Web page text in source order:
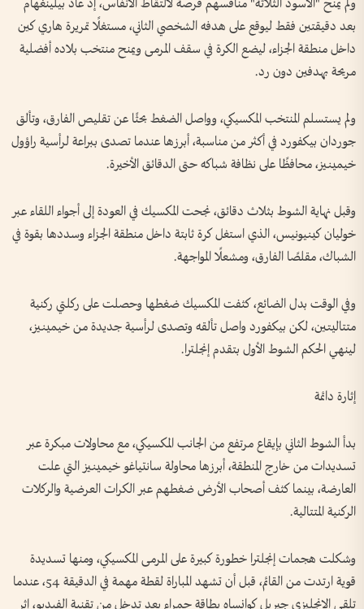
ولم يمنح "الأسود الثلاثة" منافسهم فرصة لالتقاط الأنفاس، إذ عاد بيلينغهام
بعد دقيقتين فقط ليوقع على هدفه الشخصي الثاني، مستغلًا تمريرة هاري كين
داخل منطقة الجزاء، ليضع الكرة في سقف المرمى ويمنح منتخب بلاده أفضلية
مريحة بهدفين دون رد.
ولم يستسلم المنتخب المكسيكي، وواصل الضغط بحثًا عن تقليص الفارق، وتألق
جوردان بيكفورد في أكثر من مناسبة، أبرزها عندما تصدى ببراعة لرأسية راؤول
خيمينيز، محافظًا على نظافة شباكه حتى الدقائق الأخيرة.
وقبل نهاية الشوط بثلاث دقائق، نجحت المكسيك في العودة إلى أجواء اللقاء عبر
خوليان كينيونيس، الذي استغل كرة ثابتة داخل منطقة الجزاء وسددها بقوة في
الشباك، مقلصًا الفارق، ومشعلًا المواجهة.
وفي الوقت بدل الضائع، كثفت المكسيك ضغطها وحصلت على ركلتي ركنية
متتاليتين، لكن بيكفورد واصل تألقه وتصدى لرأسية جديدة من خيمينيز،
لينهي الحكم الشوط الأول بتقدم إنجلترا.
إثارة دائمة
بدأ الشوط الثاني بإيقاع مرتفع من الجانب المكسيكي، مع محاولات مبكرة عبر
تسديدات من خارج المنطقة، أبرزها محاولة سانتياغو خيمينيز التي علت
العارضة، بينما كثف أصحاب الأرض ضغطهم عبر الكرات العرضية والركلات
الركنية المتتالية.
وشكلت هجمات إنجلترا خطورة كبيرة على المرمى المكسيكي، ومنها تسديدة
قوية ارتدت من القائم، قبل أن تشهد المباراة لقطة مهمة في الدقيقة 54، عندما
تلقى الإنجليزي جيريل كوانساه بطاقة حمراء بعد تدخل من تقنية الفيديو، إثر